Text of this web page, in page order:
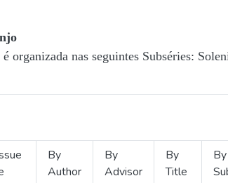
organizada nas seguintes Subséries:
By
Author
By
Advisor
By
Title
By